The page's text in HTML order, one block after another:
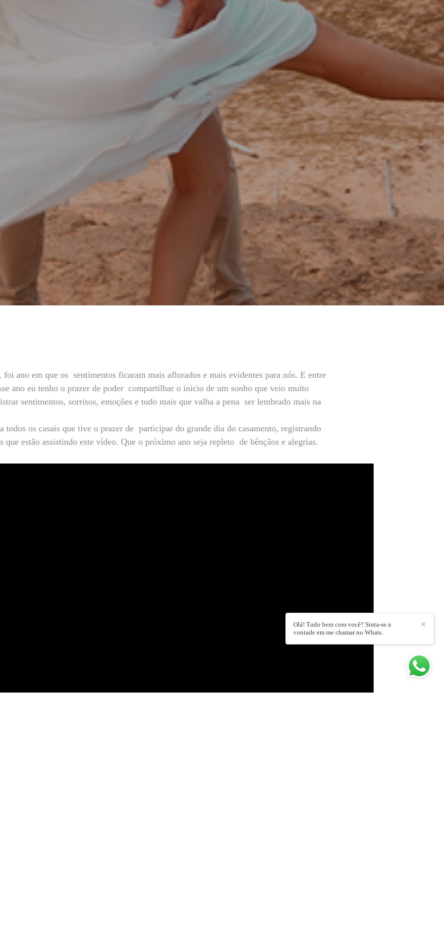
foi ano em que os sentimentos ficaram mais aflorados e mais evidentes para nós. E entre
ano eu tenho o prazer de poder compartilhar o inicio de um sonho que veio muito
sentimentos, sorrisos, emoções e tudo mais que valha a pena ser lembrado mais na
todos os casais que tive o prazer de participar do grande dia do casamento, registrando
estão assistindo este vídeo. Que o próximo ano seja repleto de bênçãos e alegrias.
✕
Olá! Tudo bem com você? Sinta-se a
vontade em me chamar no Whats.